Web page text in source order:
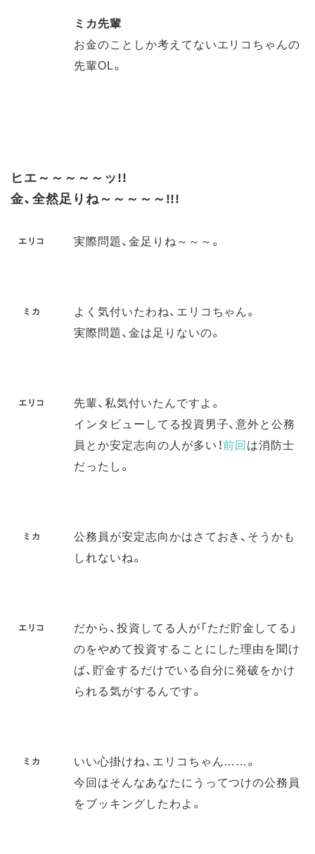
ミカ先輩
お金のことしか考えてないエリコちゃんの
先輩OL。
ヒエ～～～～～ッ!!
金、全然足りね～～～～～!!!
エリコ 実際問題、金足りね～～～。
ミカ
よく気付いたわね、エリコちゃん。
実際問題、金は足りないの。
エリコ
先輩、私気付いたんですよ。
インタビューしてる投資男子、意外と公務
員とか安定志向の人が多い！前回は消防士
だったし。
ミカ
公務員が安定志向かはさておき、そうかも
しれないね。
エリコ
だから、投資してる人が「ただ貯金してる」
のをやめて投資することにした理由を聞け
ば、貯金するだけでいる自分に発破をかけ
られる気がするんです。
ミカ
いい心掛けね、エリコちゃん……。
今回はそんなあなたにうってつけの公務員
をブッキングしたわよ。